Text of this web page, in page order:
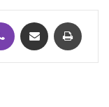
Viber Podijeli putem E-maila